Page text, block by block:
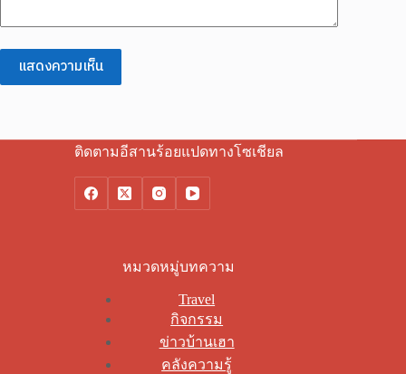
แสดงความเห็น
ติดตามอีสานร้อยแปดทางโซเชียล
หมวดหมู่บทความ
Travel
กิจกรรม
ข่าวบ้านเฮา
คลังความรู้